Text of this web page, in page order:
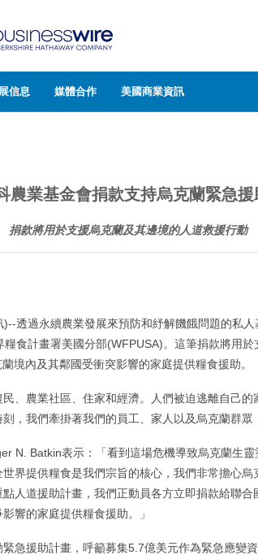
信息 媒體合作 美國商業資訊
農業基金會捐款支持烏克蘭緊急援
捐款將用於支援烏克蘭及其邊境的人道救援行動
透過永續農業發展來預防和紓解饑餓問題的私人
糧食計畫署美國分部(WFPUSA)。這筆捐款將用
境內及其鄰國受衝突影響的家庭提供糧食援助。
、農業社區、住家和經濟。人們被迫逃離自己
，我們牽掛著我們的員工、家人以及烏克蘭群眾
N. Batkin表示：「看到這場危機導致烏克蘭生
界提供糧食是我們宗旨的核心，我們非常擔心
人道援助計畫，我們正動員各方立即捐款給聯
響的家庭提供糧食援助。」
急援助計畫，呼籲募集5.7億美元作為緊急應變